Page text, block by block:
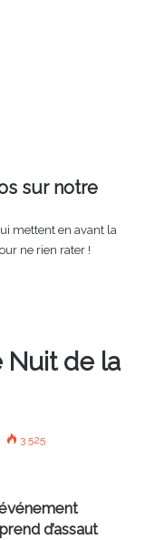
sur notre
mettent en avant la
ne rien rater !
Nuit de la
3 525
d’assaut